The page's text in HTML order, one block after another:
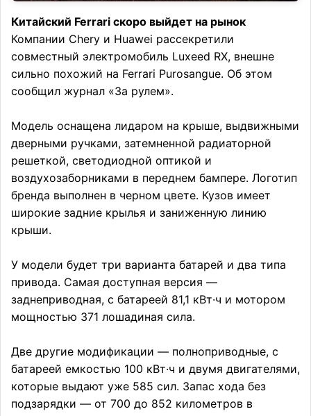
Китайский Ferrari скоро выйдет на рынок
Компании Chery и Huawei рассекретили
совместный электромобиль Luxeed RX, внешне
сильно похожий на Ferrari Purosangue. Об этом
сообщил журнал «За рулем».
Модель оснащена лидаром на крыше, выдвижными
дверными ручками, затемненной радиаторной
решеткой, светодиодной оптикой и
воздухозаборниками в переднем бампере. Логотип
бренда выполнен в черном цвете. Кузов имеет
широкие задние крылья и заниженную линию
крыши.
У модели будет три варианта батарей и два типа
привода. Самая доступная версия —
заднеприводная, с батареей 81,1 кВт·ч и мотором
мощностью 371 лошадиная сила.
Две другие модификации — полноприводные, с
батареей емкостью 100 кВт·ч и двумя двигателями,
которые выдают уже 585 сил. Запас хода без
подзарядки — от 700 до 852 километров в